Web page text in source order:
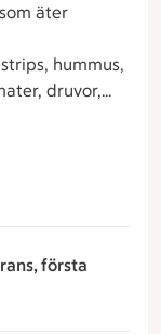
äter
hummus,
druvor,
första